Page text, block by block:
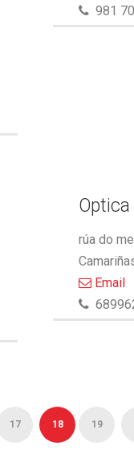
981
rúa do
Email
17 18 19